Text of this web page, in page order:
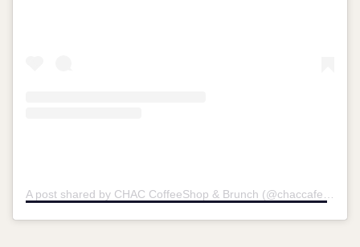
A post shared by CHAC CoffeeShop & Brunch (@chaccafe)on